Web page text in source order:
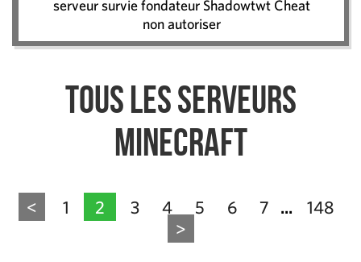
serveur survie fondateur Shadowtwt Cheat
non autoriser
Tous les serveurs
Minecraft
< 1 2 3 4 5 6 7 ...
148
>